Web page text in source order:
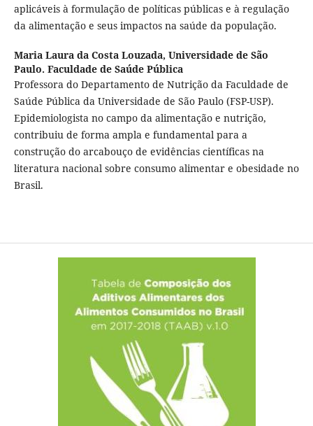
aplicáveis à formulação de políticas públicas e à regulação
da alimentação e seus impactos na saúde da população.
Maria Laura da Costa Louzada, Universidade de São
Paulo. Faculdade de Saúde Pública
Professora do Departamento de Nutrição da Faculdade de
Saúde Pública da Universidade de São Paulo (FSP-USP).
Epidemiologista no campo da alimentação e nutrição,
contribuiu de forma ampla e fundamental para a
construção do arcabouço de evidências científicas na
literatura nacional sobre consumo alimentar e obesidade no
Brasil.